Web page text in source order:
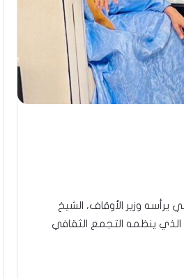
وزير الأوقاف، الشيخ
الـ38 لمؤتمر السيرة النبوية، الذي ينظمه التجمع الثقافي